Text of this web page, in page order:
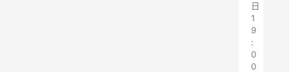
日
1
9
:
0
0